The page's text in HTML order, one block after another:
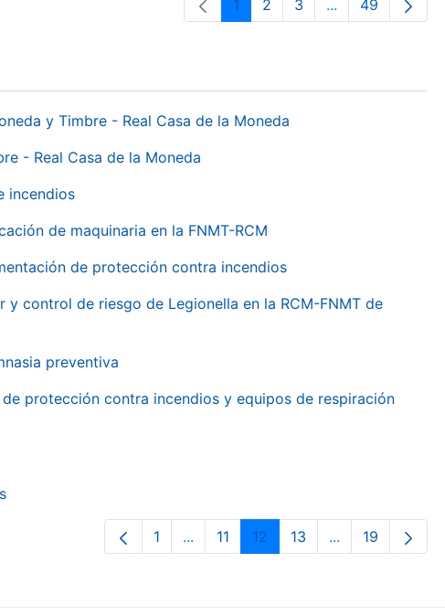
Página
1 Página
2 Página
3 ...PáginasPágina
49
y Timbre - Real Casa de la Moneda
- Real Casa de la Moneda
incendios
de maquinaria en la FNMT-RCM
de protección contra incendios
control de riesgo de Legionella en la RCM-FNMT de
preventiva
protección contra incendios y equipos de respiración
Página
1 ...Páginas intermedias Use TAB para
Página
11 Página
12 Página
13 ...PáginasPágina
19